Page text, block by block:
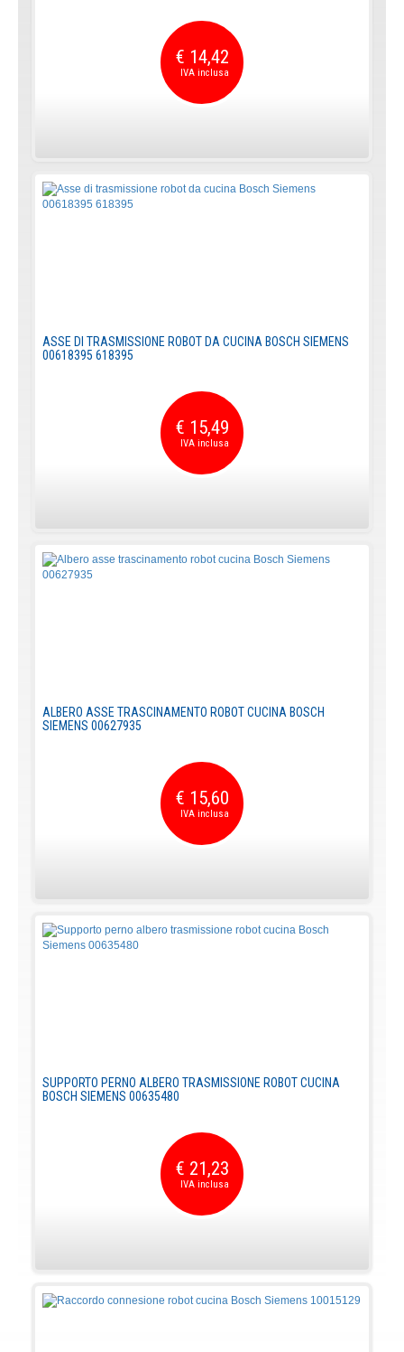
€ 14,42
ASSE DI TRASMISSIONE ROBOT DA CUCINA BOSCH SIEMENS
00618395 618395
€ 15,49
ALBERO ASSE TRASCINAMENTO ROBOT CUCINA BOSCH
SIEMENS 00627935
€ 15,60
SUPPORTO PERNO ALBERO TRASMISSIONE ROBOT CUCINA
BOSCH SIEMENS 00635480
€ 21,23